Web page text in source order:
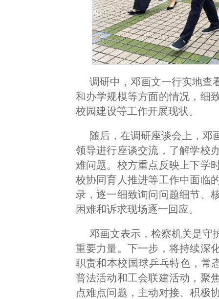
调研中，邓画文一行实地查
和办学规模等方面的情况，细
校园建设等工作开展现状。
随后，在调研座谈会上，邓
领导进行座谈交流，了解学校
难问题。校方重点反映上下学
校协同育人推进等工作中面临
录，逐一细致询问问题细节、
困难和诉求现场逐一回应。
邓画文表示，检察机关是守
重要力量。下一步，将持续深
职责和本校国球乒乓特色，常
普法活动和工会联建活动，聚
点难点问题，主动对接、积极